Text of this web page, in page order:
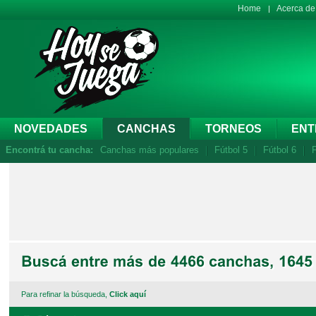
Home Acerca
NOVEDADES CANCHAS TORNEOS
Encontrá tu cancha: Canchas más populares Fútbol 5 Fútbol 6
Para refinar la búsqueda, Click aquí